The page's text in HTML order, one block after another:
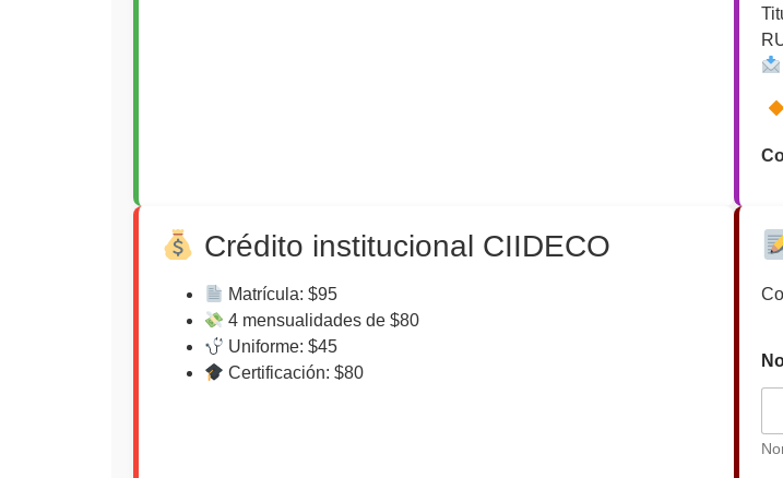
Crédito institucional CIIDECO
Matrícula: $95
4 mensualidades de $80
Uniforme: $45
Certificación: $80